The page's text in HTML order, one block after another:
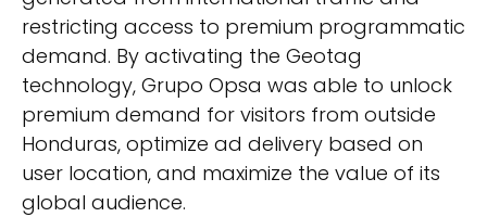
restricting access to premium programmatic
demand. By activating the Geotag
technology, Grupo Opsa was able to unlock
premium demand for visitors from outside
Honduras, optimize ad delivery based on
user location, and maximize the value of its
global audience.